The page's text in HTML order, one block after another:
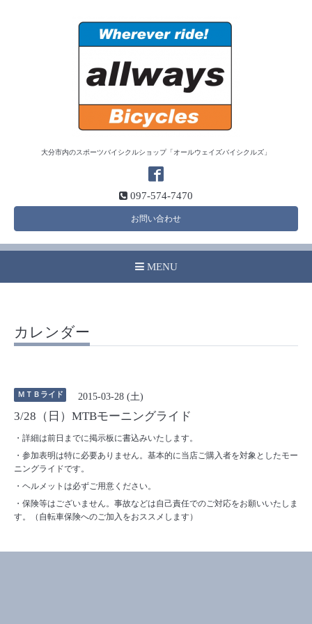
大分市内のスポーツバイシクルショップ「オールウェイズバイシクルズ」
097-574-7470
お問い合わせ
MENU
カレンダー
ＭＴＢライド 2015-03-28 (土)
3/28（日）MTBモーニングライド
・詳細は前日までに掲示板に書込みいたします。
・参加表明は特に必要ありません。基本的に当店ご購入者を対象としたモー
ニングライドです。
・ヘルメットは必ずご用意ください。
・保険等はございません。事故などは自己責任でのご対応をお願いいたしま
す。（自転車保険へのご加入をおススメします）